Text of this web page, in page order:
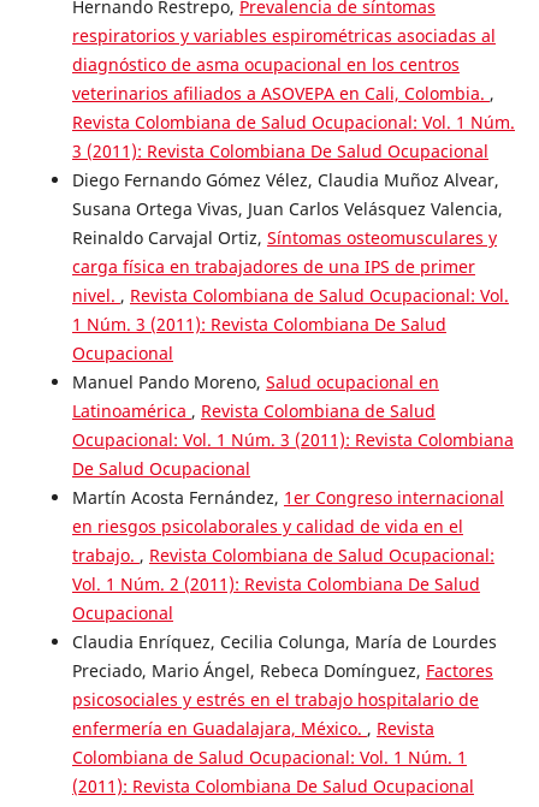
Hernando Restrepo, Prevalencia de síntomas
respiratorios y variables espirométricas asociadas al
diagnóstico de asma ocupacional en los centros
veterinarios afiliados a ASOVEPA en Cali, Colombia. ,
Revista Colombiana de Salud Ocupacional: Vol. 1 Núm.
3 (2011): Revista Colombiana De Salud Ocupacional
Diego Fernando Gómez Vélez, Claudia Muñoz Alvear,
Susana Ortega Vivas, Juan Carlos Velásquez Valencia,
Reinaldo Carvajal Ortiz, Síntomas osteomusculares y
carga física en trabajadores de una IPS de primer
nivel. , Revista Colombiana de Salud Ocupacional: Vol.
1 Núm. 3 (2011): Revista Colombiana De Salud
Ocupacional
Manuel Pando Moreno, Salud ocupacional en
Latinoamérica , Revista Colombiana de Salud
Ocupacional: Vol. 1 Núm. 3 (2011): Revista Colombiana
De Salud Ocupacional
Martín Acosta Fernández, 1er Congreso internacional
en riesgos psicolaborales y calidad de vida en el
trabajo. , Revista Colombiana de Salud Ocupacional:
Vol. 1 Núm. 2 (2011): Revista Colombiana De Salud
Ocupacional
Claudia Enríquez, Cecilia Colunga, María de Lourdes
Preciado, Mario Ángel, Rebeca Domínguez, Factores
psicosociales y estrés en el trabajo hospitalario de
enfermería en Guadalajara, México. , Revista
Colombiana de Salud Ocupacional: Vol. 1 Núm. 1
(2011): Revista Colombiana De Salud Ocupacional